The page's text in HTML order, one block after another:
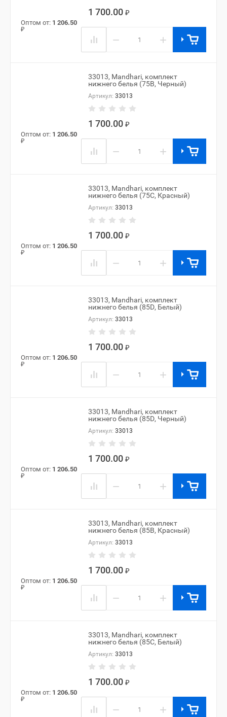
1 700.00 ₽
Оптом от: 1 206.50
₽
− +
33013, Mandhari, комплект
нижнего белья (75B, Черный)
Артикул: 33013
1 700.00 ₽
Оптом от: 1 206.50
₽
− +
33013, Mandhari, комплект
нижнего белья (75C, Красный)
Артикул: 33013
1 700.00 ₽
Оптом от: 1 206.50
₽
− +
33013, Mandhari, комплект
нижнего белья (85D, Белый)
Артикул: 33013
1 700.00 ₽
Оптом от: 1 206.50
₽
− +
33013, Mandhari, комплект
нижнего белья (85D, Черный)
Артикул: 33013
1 700.00 ₽
Оптом от: 1 206.50
₽
− +
33013, Mandhari, комплект
нижнего белья (85B, Красный)
Артикул: 33013
1 700.00 ₽
Оптом от: 1 206.50
₽
− +
33013, Mandhari, комплект
нижнего белья (85C, Белый)
Артикул: 33013
1 700.00 ₽
Оптом от: 1 206.50
₽
− +